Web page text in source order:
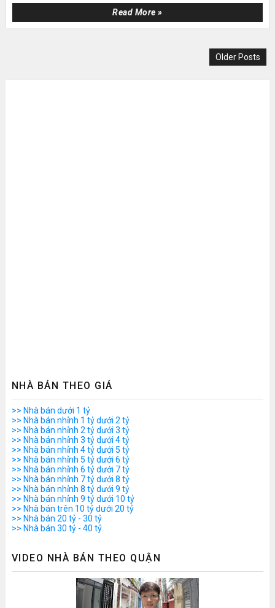
Read More »
Older Posts
NHÀ BÁN THEO GIÁ
>> Nhà bán dưới 1 tỷ
>> Nhà bán nhỉnh 1 tỷ dưới 2 tỷ
>> Nhà bán nhỉnh 2 tỷ dưới 3 tỷ
>> Nhà bán nhỉnh 3 tỷ dưới 4 tỷ
>> Nhà bán nhỉnh 4 tỷ dưới 5 tỷ
>> Nhà bán nhỉnh 5 tỷ dưới 6 tỷ
>> Nhà bán nhỉnh 6 tỷ dưới 7 tỷ
>> Nhà bán nhỉnh 7 tỷ dưới 8 tỷ
>> Nhà bán nhỉnh 8 tỷ dưới 9 tỷ
>> Nhà bán nhỉnh 9 tỷ dưới 10 tỷ
>> Nhà bán trên 10 tỷ dưới 20 tỷ
>> Nhà bán 20 tỷ - 30 tỷ
>> Nhà bán 30 tỷ - 40 tỷ
VIDEO NHÀ BÁN THEO QUẬN